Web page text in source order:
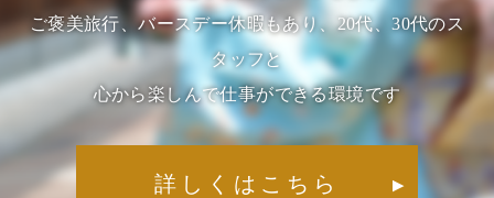
ご褒美旅行、バースデー休暇もあり、20代、30代のス
タッフと
心から楽しんで仕事ができる環境です
詳しくはこちら ▶︎